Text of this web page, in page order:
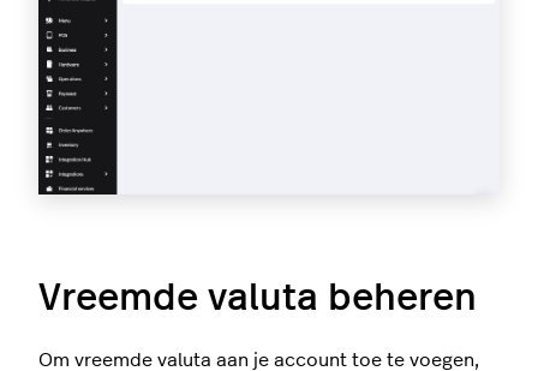
Vreemde valuta beheren
Om vreemde valuta aan je account toe te voegen,